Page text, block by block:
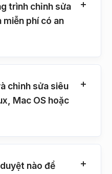
trình chỉnh sửa
phí có an
chỉnh sửa siêu
Mac OS hoặc
nào để